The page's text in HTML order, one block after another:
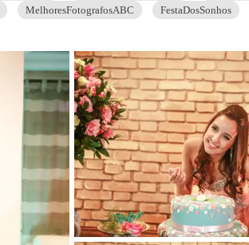
MelhoresFotografosABC FestaDosSonhos